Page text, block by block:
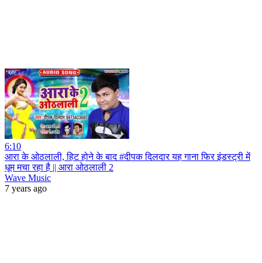
6:10
आरा के ओठलाली, हिट होने के बाद #दीपक दिलदार यह गाना फिर इंडस्ट्री में
धूम मचा रहा है || आरा ओठलाली 2
Wave Music
7 years ago